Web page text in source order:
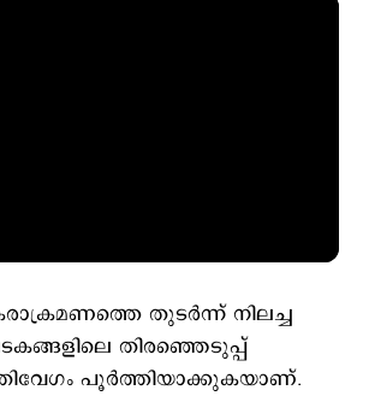
തുടര്‍ന്ന് നിലച്ച
തിരഞ്ഞെടുപ്പ്
പൂര്‍ത്തിയാക്കുകയാണ്.